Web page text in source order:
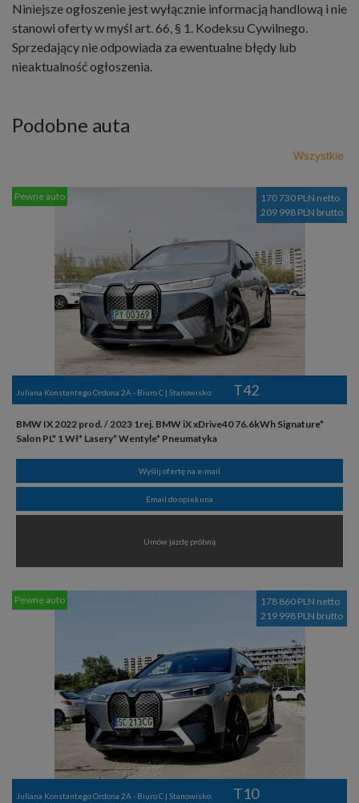
Niniejsze ogłoszenie jest wyłącznie informacją handlową i nie
stanowi oferty w myśl art. 66, § 1. Kodeksu Cywilnego.
Sprzedający nie odpowiada za ewentualne błędy lub
nieaktualność ogłoszenia.
Podobne auta
Wszystkie
170 730 PLN netto
209 998 PLN brutto
Pewne auto
Juliana Konstantego Ordona 2A - Biuro C | Stanowisko: T42
BMW IX 2022 prod. / 2023 1rej. BMW iX xDrive40 76.6kWh Signature*
Salon PL* 1 Wł* Lasery* Wentyle* Pneumatyka
Wyślij ofertę na e-mail
Email do opiekuna
Umów jazdę próbną
178 860 PLN netto
219 998 PLN brutto
Pewne auto
Juliana Konstantego Ordona 2A - Biuro C | Stanowisko: T10